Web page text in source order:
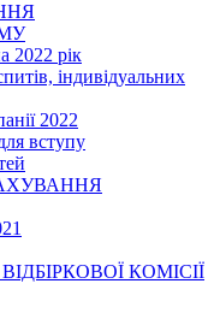
рік
індивідуальних
2022
вступу
КОМІСІЇ